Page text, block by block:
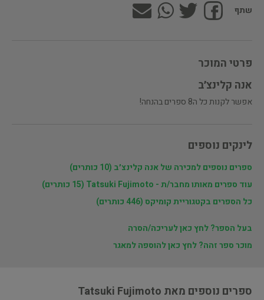
שתף
פרטי המוכר
אנה קלינצ׳ב
אפשר לקנות כל ה8 ספרים בהנחה!
לינקים נוספים
ספרים נוספים למכירה של אנה קלינצ׳ב (10 כותרים)
עוד ספרים מאותו מחבר/ת - Tatsuki Fujimoto (15 כותרים)
כל הספרים בקטגוריית קומיקס (446 כותרים)
בעל הספר? לחץ כאן לעריכה/הסרה
מוכר ספר זהה? לחץ כאן להוספה למאגר
ספרים נוספים מאת Tatsuki Fujimoto